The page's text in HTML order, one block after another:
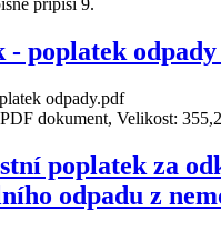
- poplatek
odpady.pdf
dokument, Velikost:
poplatek za
odpadu z